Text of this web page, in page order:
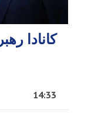
کانادا
14:33